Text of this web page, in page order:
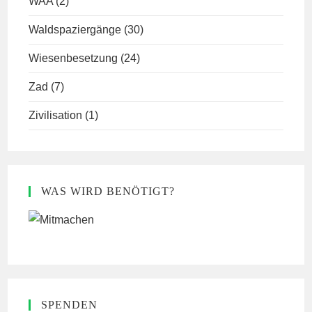
Waldspaziergänge (30)
Wiesenbesetzung (24)
Zad (7)
Zivilisation (1)
WAS WIRD BENÖTIGT?
SPENDEN